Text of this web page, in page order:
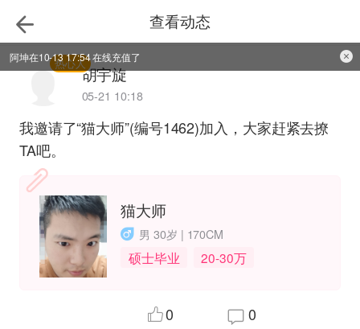
查看动态
热心人胡宇旋
05-21 10:18
我邀请了“猫大师”(编号1462)加入，大家赶紧去撩
TA吧。
猫大师
男 30岁 | 170CM
硕士毕业 20-30万
0 0
阿坤在10-13 17:54 在线充值了